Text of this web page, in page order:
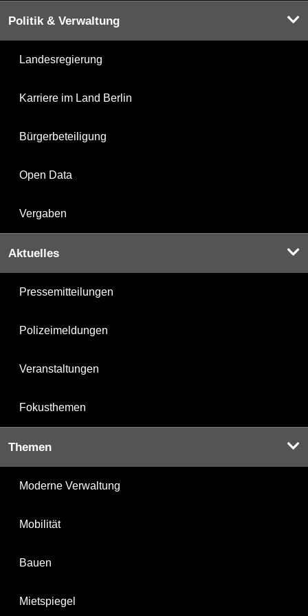
Politik & Verwaltung
Landesregierung
Karriere im Land Berlin
Bürgerbeteiligung
Open Data
Vergaben
Aktuelles
Pressemitteilungen
Polizeimeldungen
Veranstaltungen
Fokusthemen
Themen
Moderne Verwaltung
Mobilität
Bauen
Mietspiegel